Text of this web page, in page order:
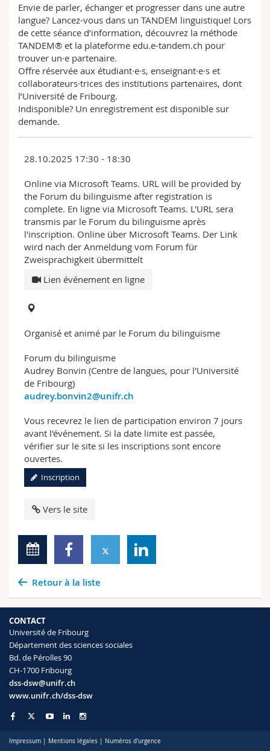
MyUnifr
Envie de parler, échanger et progresser dans une autre
langue? Lancez-vous dans un TANDEM linguistique! Lors
de cette séance d’information, découvrez la méthode
TANDEM® et la plateforme edu.e-tandem.ch pour
trouver un·e partenaire.
Offre réservée aux étudiant·e·s, enseignant·e·s et
collaborateurs·trices des institutions partenaires, dont
l’Université de Fribourg.
Indisponible? Un enregistrement est disponible sur
demande.
28.10.2025 17:30 - 18:30
Online via Microsoft Teams. URL will be provided by
the Forum du bilinguisme after registration is
complete. En ligne via Microsoft Teams. L'URL sera
transmis par le Forum du bilinguisme après
l'inscription. Online über Microsoft Teams. Der Link
wird nach der Anmeldung vom Forum für
Zweisprachigkeit übermittelt
Lien événement en ligne
Organisé et animé par le Forum du bilinguisme
Forum du bilinguisme
Audrey Bonvin (Centre de langues, pour l'Université
de Fribourg)
audrey.bonvin2@unifr.ch
Vous recevrez le lien de participation environ 7 jours
avant l'événement. Si la date limite est passée,
vérifier sur le site si les inscriptions sont encore
ouvertes.
Inscription
Vers le site
Retour à la liste
CONTACT
Université de Fribourg
Département des sciences sociales
Bd. de Pérolles 90
CH-1700 Fribourg
dss-dsw@unifr.ch
www.unifr.ch/dss-dsw
Impressum Mentions légales Numéros d'urgence